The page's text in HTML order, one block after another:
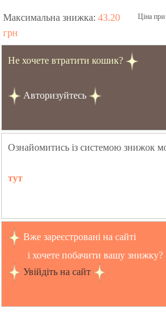
Максимальна знижка: 43.20
грн
Ціна при
Не хочете втратити кошик?
Авторизуйтесь
Ознайомитись із системою знижок
тут
Вже зареєстровані на сайті
і хочете побачити вашу знижку?
Увійдіть на сайт